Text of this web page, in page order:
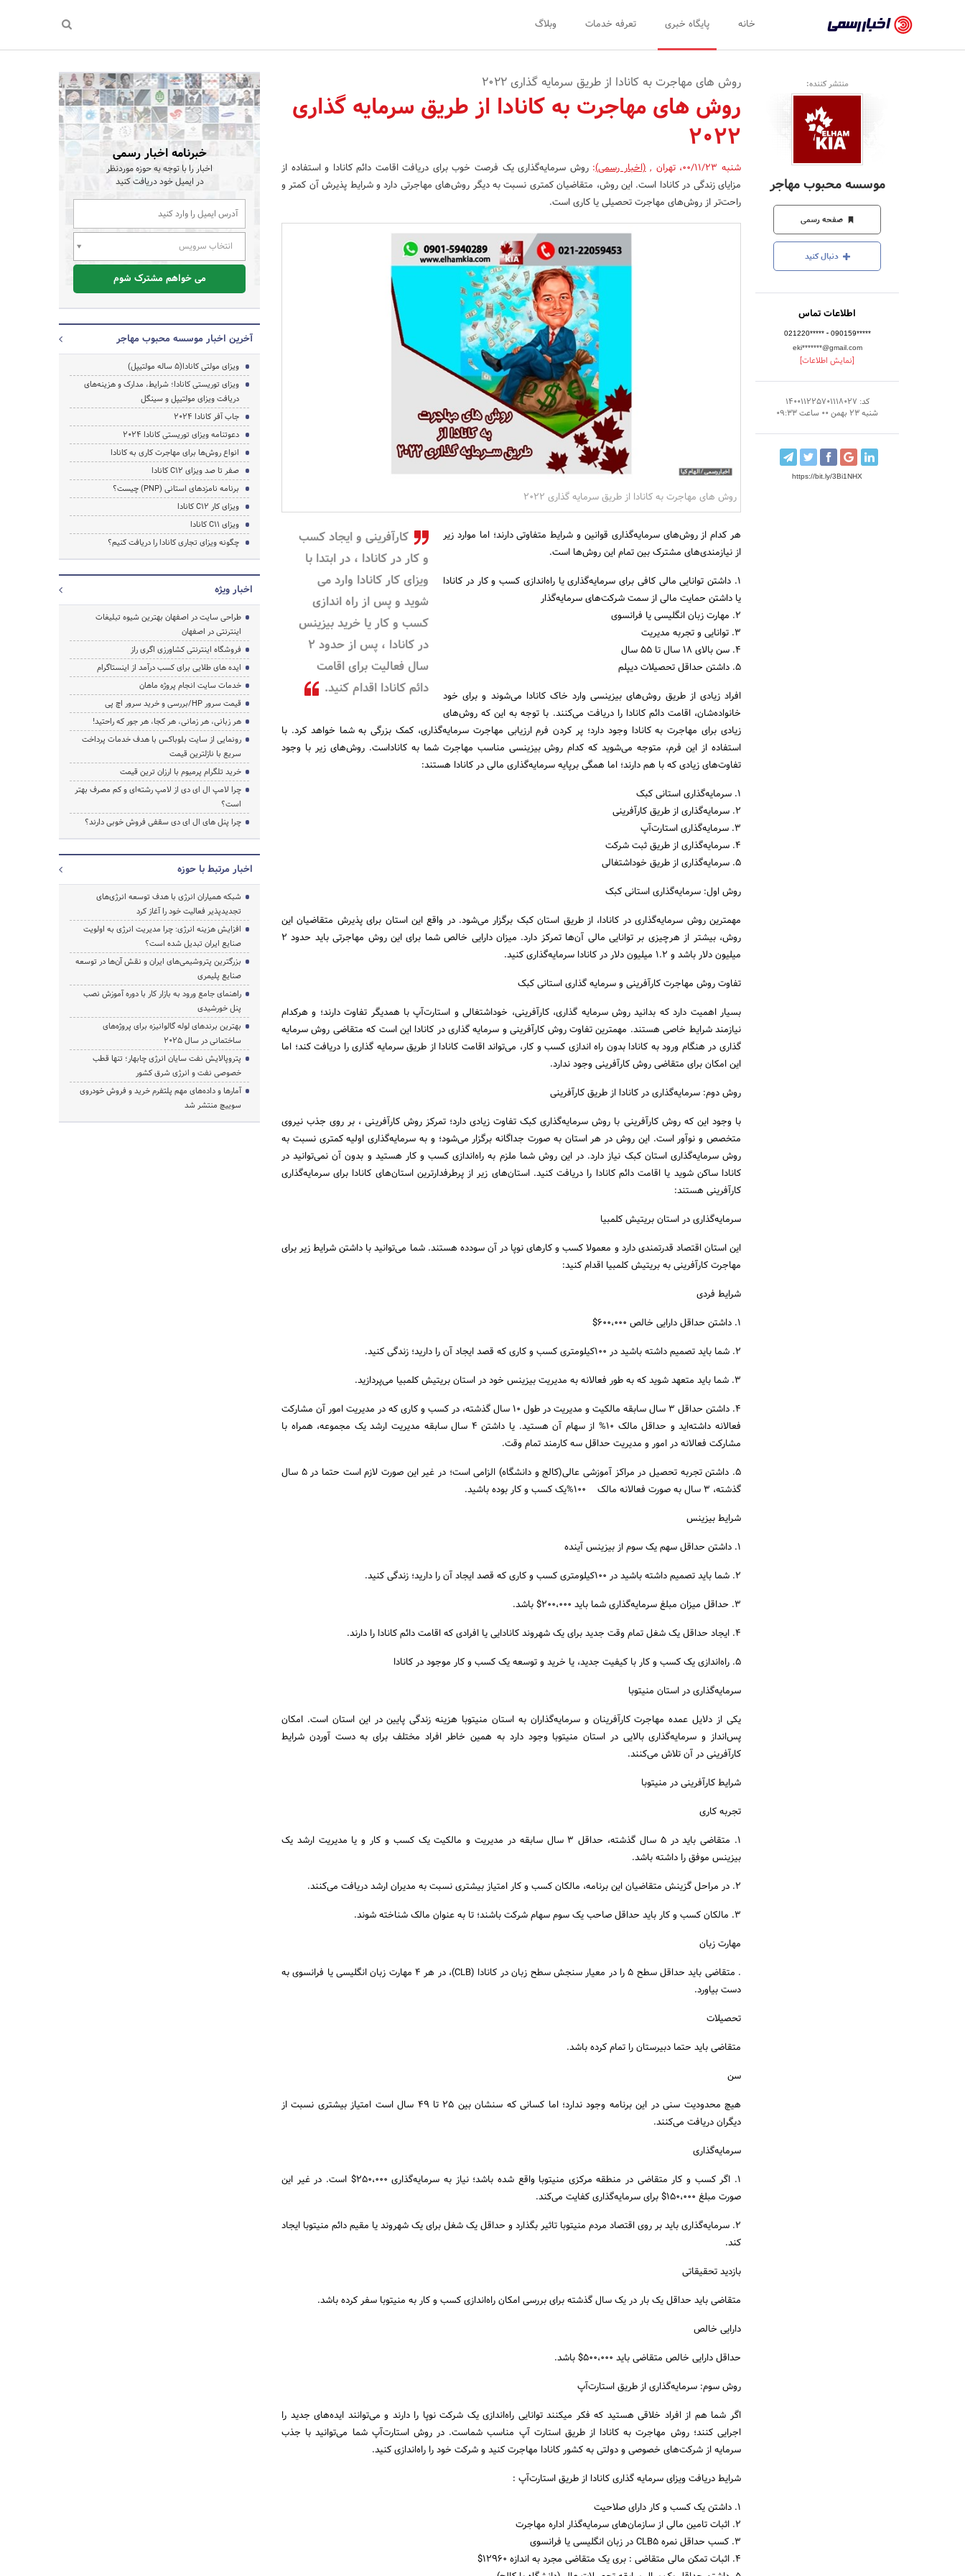
رسمی
-
اخبار
تایید
شده
شرکت‌ها،
سازمان‌ها
و
روابط
عمومی‌ها
خانه پایگاه خبری تعرفه خدمات وبلاگ
منتشر کننده:
موسسه محبوب مهاجر
صفحه رسمی
دنبال کنید
اطلاعات تماس
021220***** - 090159*****
eki*******@gmail.com
[نمایش اطلاعات]
کد: 140011225701118027
شنبه 23 بهمن 00 ساعت 09:33
https://bit.ly/3Bi1NHX
روش های مهاجرت به کانادا از طریق سرمایه گذاری 2022
روش های مهاجرت به کانادا از طریق سرمایه گذاری
2022
شنبه 00/11/23 ،تهران ,(اخبار رسمی):روش سرمایه‌گذاری یک فرصت خوب برای دریافت اقامت دائم کانادا و استفاده از
مزایای زندگی در کانادا است. این روش، متقاضیان کمتری نسبت به دیگر روش‌های مهاجرتی دارد و شرایط پذیرش آن کمتر و
راحت‌تر از روش‌های مهاجرت تحصیلی یا کاری است.
روش های مهاجرت به کانادا از طریق سرمایه گذاری 2022
کارآفرینی و ایجاد کسب
و کار در کانادا ، در ابتدا با
ویزای کار کانادا وارد می
شوید و پس از راه اندازی
کسب و کار یا خرید بیزینس
در کانادا ، پس از حدود 2
سال فعالیت برای اقامت
دائم کانادا اقدام کنید.
هر کدام از روش‌های سرمایه‌گذاری قوانین و شرایط متفاوتی دارند؛ اما موارد زیر
از نیازمندی‌های مشترک بین تمام این روش‌ها است.
1. داشتن توانایی مالی کافی برای سرمایه‌گذاری یا راه‌اندازی کسب و کار در کانادا
یا داشتن حمایت مالی از سمت شرکت‌های سرمایه‌گذار
2. مهارت زبان انگلیسی یا فرانسوی
3. توانایی و تجربه مدیریت
4. سن بالای 18 سال تا 55 سال
5. داشتن حداقل تحصیلات دیپلم
افراد زیادی از طریق روش‌های بیزینسی وارد خاک کانادا می‌شوند و برای خود
خانواده‌شان، اقامت دائم کانادا را دریافت می‌کنند. با توجه به این که روش‌های
زیادی برای مهاجرت به کانادا وجود دارد؛ پر کردن فرم ارزیابی مهاجرت سرمایه‌گذاری، کمک بزرگی به شما خواهد کرد. با
استفاده از این فرم، متوجه می‌شوید که کدام روش بیزینسی مناسب مهاجرت شما به کاناداست. روش‌های زیر با وجود
تفاوت‌های زیادی که با هم دارند؛ اما همگی برپایه سرمایه‌گذاری مالی در کانادا هستند:
1. سرمایه‌گذاری استانی کبک
2. سرمایه‌گذاری از طریق کارآفرینی
3. سرمایه‌گذاری استارت‌آپ
4. سرمایه‌گذاری از طریق ثبت شرکت
5. سرمایه‌گذاری از طریق خوداشتغالی
روش اول: سرمایه‌گذاری استانی کبک
مهمترین روش سرمایه‌گذاری در کانادا، از طریق استان کبک برگزار می‌شود. در واقع این استان برای پذیرش متقاضیان این
روش، بیشتر از هرچیزی بر توانایی مالی آن‌ها تمرکز دارد. میزان دارایی خالص شما برای این روش مهاجرتی باید حدود 2
میلیون دلار باشد و 1.2 میلیون دلار در کانادا سرمایه‌گذاری کنید.
تفاوت روش مهاجرت کارآفرینی و سرمایه گذاری استانی کبک
بسیار اهمیت دارد که بدانید روش سرمایه گذاری، کارآفرینی، خوداشتغالی و استارت‌آپ با همدیگر تفاوت دارند؛ و هرکدام
نیازمند شرایط خاصی هستند. مهمترین تفاوت روش کارآفرینی و سرمایه گذاری در کانادا این است که متقاضی روش سرمایه
گذاری در هنگام ورود به کانادا بدون راه اندازی کسب و کار، می‌تواند اقامت کانادا از طریق سرمایه ‌گذاری را دریافت کند؛ اما
این امکان برای متقاضی روش کارآفرینی وجود ندارد.
روش دوم: سرمایه‌گذاری در کانادا از طریق کارآفرینی
با وجود این که روش کارآفرینی با روش سرمایه‌گذاری کبک تفاوت زیادی دارد؛ تمرکز روش کارآفرینی ، بر روی جذب نیروی
متخصص و نوآور است. این روش در هر استان به صورت جداگانه برگزار می‌شود؛ و به سرمایه‌گذاری اولیه کمتری نسبت به
روش سرمایه‌گذاری استان کبک نیاز دارد. در این روش شما ملزم به راه‌اندازی کسب و کار هستید و بدون آن نمی‌توانید در
کانادا ساکن شوید یا اقامت دائم کانادا را دریافت کنید. استان‌های زیر از پرطرفدارترین استان‌های کانادا برای سرمایه‌گذاری
کارآفرینی هستند:
سرمایه‌گذاری در استان بریتیش کلمبیا
این استان اقتصاد قدرتمندی دارد و معمولا کسب و کارهای نوپا در آن سودده هستند. شما می‌توانید با داشتن شرایط زیر برای
مهاجرت کارآفرینی به بریتیش کلمبیا اقدام کنید:
شرایط فردی
1. داشتن حداقل دارایی خالص 600،000$
2. شما باید تصمیم داشته باشید در 100کیلومتری کسب و کاری که قصد ایجاد آن را دارید؛ زندگی کنید.
3. شما باید متعهد شوید که به طور فعالانه به مدیریت بیزینس خود در استان بریتیش کلمبیا می‌پردازید.
4. داشتن حداقل 3 سال سابقه مالکیت و مدیریت در طول 10 سال گذشته، در کسب و کاری که در مدیریت امور آن مشارکت
فعالانه داشته‌اید و حداقل مالک 10% از سهام آن هستید. یا داشتن 4 سال سابقه مدیریت ارشد یک مجموعه، همراه با
مشارکت فعالانه در امور و مدیریت حداقل سه کارمند تمام وقت.
5. داشتن تجربه تحصیل در مراکز آموزشی عالی(کالج و دانشگاه) الزامی است؛ در غیر این صورت لازم است حتما در 5 سال
گذشته، 3 سال به صورت فعالانه مالک 100%یک کسب و کار بوده باشید.
شرایط بیزینس
1. داشتن حداقل سهم یک سوم از بیزینس آینده
2. شما باید تصمیم داشته باشید در 100کیلومتری کسب و کاری که قصد ایجاد آن را دارید؛ زندگی کنید.
3. حداقل میزان مبلغ سرمایه‌گذاری شما باید 200،000$ باشد.
4. ایجاد حداقل یک شغل تمام وقت جدید برای یک شهروند کانادایی یا افرادی که اقامت دائم کانادا را دارند.
5. راه‌اندازی یک کسب و کار با کیفیت جدید، یا خرید و توسعه یک کسب و کار موجود در کانادا
سرمایه‌گذاری در استان منیتوبا
یکی از دلایل عمده مهاجرت کارآفرینان و سرمایه‌گذاران به استان منیتوبا هزینه زندگی پایین در این استان است. امکان
پس‌انداز و سرمایه‌گذاری بالایی در استان منیتوبا وجود دارد به همین خاطر افراد مختلف برای به دست آوردن شرایط
کارآفرینی در آن تلاش می‌کنند.
شرایط کارآفرینی در منیتوبا
تجربه کاری
1. متقاضی باید در 5 سال گذشته، حداقل 3 سال سابقه در مدیریت و مالکیت یک کسب و کار و یا مدیریت ارشد یک
بیزینس موفق را داشته باشد.
2. در مراحل گزینش متقاضیان این برنامه، مالکان کسب و کار امتیاز بیشتری نسبت به مدیران ارشد دریافت می‌کنند.
3. مالکان کسب و کار باید حداقل صاحب یک سوم سهام شرکت باشند؛ تا به عنوان مالک شناخته شوند.
مهارت زبان
. متقاضی باید حداقل سطح 5 را در معیار سنجش سطح زبان در کانادا (CLB)، در هر 4 مهارت زبان انگلیسی یا فرانسوی به
دست بیاورد.
تحصیلات
متقاضی باید حتما دبیرستان را تمام کرده باشد.
سن
هیچ محدودیت سنی در این برنامه وجود ندارد؛ اما کسانی که سنشان بین 25 تا 49 سال است امتیاز بیشتری نسبت از
دیگران دریافت می‌کنند.
سرمایه‌گذاری
1. اگر کسب و کار متقاضی در منطقه مرکزی منیتوبا واقع شده باشد؛ نیاز به سرمایه‌گذاری 250،000$ است. در غیر این
صورت مبلغ 150،000$ برای سرمایه‌گذاری کفایت می‌کند.
2. سرمایه‌گذاری باید بر روی اقتصاد مردم منیتوبا تاثیر بگذارد و حداقل یک شغل برای یک شهروند یا مقیم دائم منیتوبا ایجاد
کند.
بازدید تحقیقاتی
متقاضی باید حداقل یک بار در یک سال گذشته برای بررسی امکان راه‌اندازی کسب و کار به منیتوبا سفر کرده باشد.
دارایی خالص
حداقل دارایی خالص متقاضی باید 500،000$ باشد.
روش سوم: سرمایه‌گذاری از طریق استارت‌آپ
اگر شما هم از افراد خلاقی هستید که فکر میکنند توانایی راه‌اندازی یک شرکت نوپا را دارند و می‌توانند ایده‌های جدید را
اجرایی کنند؛ روش مهاجرت به کانادا از طریق استارت آپ مناسب شماست. در روش استارت‌آپ شما می‌توانید با جذب
سرمایه از شرکت‌های خصوصی و دولتی به کشور کانادا مهاجرت کنید و شرکت خود را راه‌اندازی کنید.
شرایط دریافت ویزای سرمایه گذاری کانادا از طریق استارت‌آپ :
1. داشتن یک کسب و کار دارای صلاحیت
2. اثبات تامین مالی از سازمان‌های سرمایه‌گذار اداره مهاجرت
3. کسب حداقل نمره CLB5 در زبان انگلیسی یا فرانسوی
4. اثبات تمکن مالی متقاضی : بری یک متقاضی مجرد به اندازه 12960$
خبرنامه اخبار رسمی
اخبار را با توجه به حوزه موردنظر
در ایمیل خود دریافت کنید
انتخاب سرویس
می خواهم مشترک شوم
آخرین اخبار موسسه محبوب مهاجر
ویزای مولتی کانادا(5 ساله مولتیپل)
ویزای توریستی کانادا؛ شرایط، مدارک و هزینه‌های
دریافت ویزای مولتیپل و سینگل
جاب آفر کانادا 2024
دعوتنامه ویزای توریستی کانادا 2024
انواع روش‌ها برای مهاجرت کاری به کانادا
صفر تا صد ویزای C12 کانادا
برنامه نامزدهای استانی (PNP) چیست؟
ویزای کار C12 کانادا
ویزای C11 کانادا
چگونه ویزای تجاری کانادا را دریافت کنیم؟
اخبار ویژه
طراحی سایت در اصفهان بهترین شیوه تبلیغات
اینترنتی در اصفهان
فروشگاه اینترنتی کشاورزی اگری راز
ایده های طلایی برای کسب درآمد از اینستاگرام
خدمات سایت انجام پروژه ماهان
قیمت سرور HP/بررسی و خرید سرور اچ پی
هر زبانی، هر زمانی، هر کجا، هر جور که راحتید!
رونمایی از سایت بلوباکس با هدف خدمات پرداخت
سریع با نازلترین قیمت
خرید تلگرام پرمیوم با ارزان ترین قیمت
چرا لامپ ال ای دی از لامپ رشته‌ای و کم مصرف بهتر
است؟
چرا پنل های ال ای دی سقفی فروش خوبی دارند؟
اخبار مرتبط با حوزه
شبکه همیاران انرژی با هدف توسعه انرژی‌های
تجدیدپذیر فعالیت خود را آغاز کرد
افزایش هزینه انرژی: چرا مدیریت انرژی به اولویت
صنایع ایران تبدیل شده است؟
بزرگترین پتروشیمی‌های ایران و نقش آن‌ها در توسعه
صنایع پلیمری
راهنمای جامع ورود به بازار کار با دوره آموزش نصب
پنل خورشیدی
بهترین برندهای لوله گالوانیزه برای پروژه‌های
ساختمانی در سال ۲۰۲۵
پتروپالایش نفت سایان انرژی چابهار؛ تنها قطب
خصوصی نفت و انرژی شرق کشور
آمارها و داده‌های مهم پلتفرم خرید و فروش خودروی
سوییچ منتشر شد